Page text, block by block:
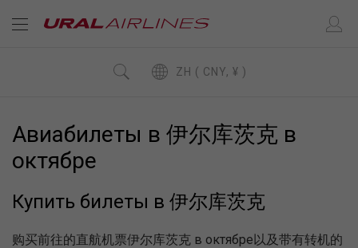
ZH ( CNY, ¥ )
Авиабилеты в 伊尔库茨克 в
октябре
Купить билеты в 伊尔库茨克
购买前往的直航机票伊尔库茨克 в октябре以及带有转机的